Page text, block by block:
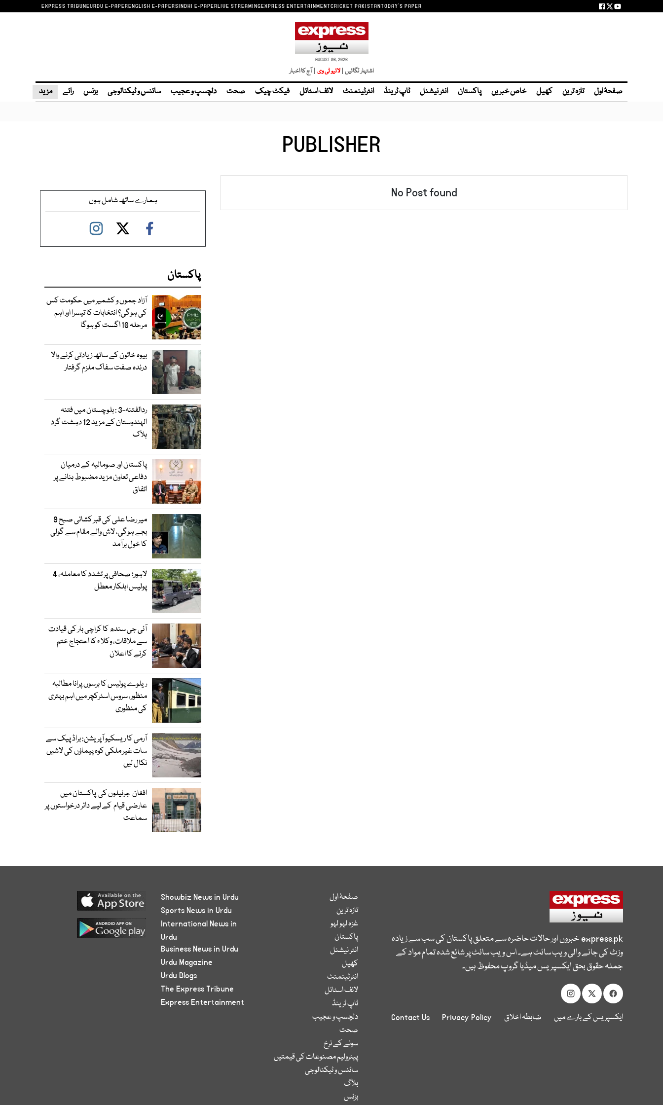
EXPRESS TRIBUNEURDU E-PAPERENGLISH E-PAPERSINDHI E-PAPERLIVE STREAMINGEXPRESS ENTERTAINMENTCRICKET PAKISTANTODAY'S PAPER
AUGUST 06, 2026
اشتہار لگائیں | | آج کا اخبار
صفحۂ اول تازہ ترین کھیل خاص خبریں پاکستان انٹر نیشنل ٹاپ ٹرینڈ انٹرٹینمنٹ لائف اسٹائل فیکٹ چیک صحت دلچسپ و عجیب سائنس و ٹیکنالوجی بزنس رائے مزید
PUBLISHER
No Post found ہمارے ساتھ شامل ہوں
پاکستان
آزاد جموں و کشمیر میں حکومت کس
کی ہوگی؟ انتخابات کا تیسرا اور اہم
مرحلہ 10 اگست کو ہوگا
بیوہ خاتون کے ساتھ زیادتی کرنے والا
درندہ صفت سفاک ملزم گرفتار
ردالفتنہ-3 : بلوچستان میں فتنہ
الہندوستان کے مزید 12 دہشت گرد
ہلاک
پاکستان اور صومالیہ کے درمیان
دفاعی تعاون مزید مضبوط بنانے پر
اتفاق
میر رضا علی کی قبر کشائی صبح 9
بجے ہوگی، لاش والے مقام سے گولی
کا خول برآمد
لاہور؛ صحافی پر تشدد کا معاملہ، 4
پولیس اہلکار معطل
آئی جی سندھ کا کراچی بار کی قیادت
سے ملاقات، وکلاء کا احتجاج ختم
کرنے کا اعلان
ریلوے پولیس کا برسوں پرانا مطالبہ
منظور، سروس اسٹرکچر میں اہم بہتری
کی منظوری
آرمی کا ریسکیو آپریشن: براڈ پیک سے
سات غیر ملکی کوہ پیماؤں کی لاشیں
نکال لیں
افغان جرنیلوں کی پاکستان میں
عارضی قیام کے لیے دائر درخواستوں پر
سماعت
express.pkخبروں اور حالات حاضرہ سے متعلق پاکستان کی سب سے زیادہ
وزٹ کی جانے والی ویب سائٹ ہے۔ اس ویب سائٹ پر شائع شدہ تمام مواد کے
جملہ حقوق بحق ایکسپریس میڈیا گروپ محفوظ ہیں۔
ایکسپریس کے بارے میں ضابطہ اخلاق Privacy Policy
Contact Us
صفحۂ اول
تازہ ترین
غزہ لہو لہو
پاکستان
انٹر نیشنل
کھیل
انٹرٹینمنٹ
لائف اسٹائل
ٹاپ ٹرینڈ
دلچسپ و عجیب
صحت
سونے کے نرخ
پیٹرولیم مصنوعات کی قیمتیں
سائنس و ٹیکنالوجی
بلاگ
بزنس
Showbiz News in Urdu
Sports News in Urdu
International News in
Urdu
Business News in Urdu
Urdu Magazine
Urdu Blogs
The Express Tribune
Express Entertainment